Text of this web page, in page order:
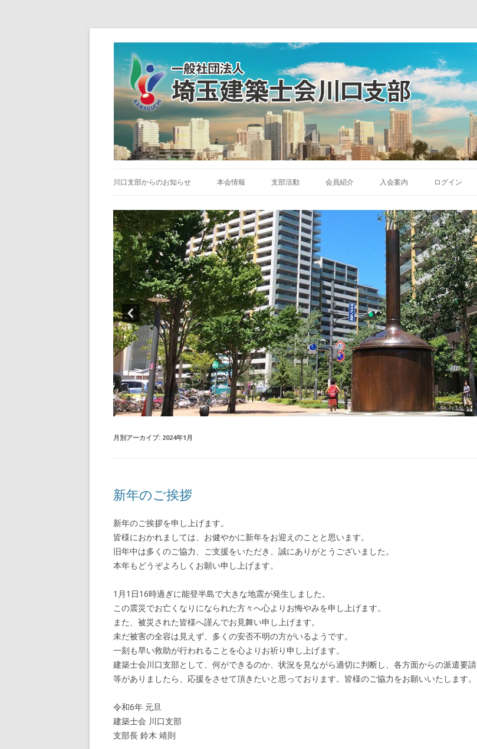
ン
テ
へ
ス
キ
ッ
プ
川口支部からのお知らせ 本会情報 支部活動 会員紹介 入会案内 ログイン
月別アーカイブ: 2024年1月
新年のご挨拶
新年のご挨拶を申し上げます。
皆様におかれましては、お健やかに新年をお迎えのことと思います。
旧年中は多くのご協力、ご支援をいただき、誠にありがとうございました。
本年もどうぞよろしくお願い申し上げます。
1月1日16時過ぎに能登半島で大きな地震が発生しました。
この震災でお亡くなりになられた方々へ心よりお悔やみを申し上げます。
また、被災された皆様へ謹んでお見舞い申し上げます。
未だ被害の全容は見えず、多くの安否不明の方がいるようです。
一刻も早い救助が行われることを心よりお祈り申し上げます。
建築士会川口支部として、何ができるのか、状況を見ながら適切に判断し、各方面からの派遣要請
等がありましたら、応援をさせて頂きたいと思っております。皆様のご協力をお願いいたします。
令和6年 元旦
建築士会 川口支部
支部長 鈴木 靖則